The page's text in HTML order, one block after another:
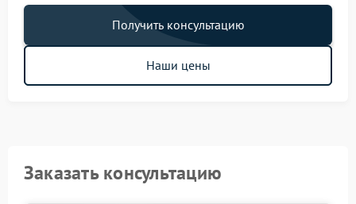
Получить консультацию
Наши цены
Заказать консультацию